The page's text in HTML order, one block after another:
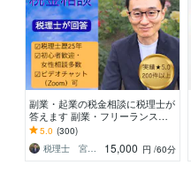
副業・起業の税金相談に税理士が
答えます 副業・フリーランスの
税金の疑問にお答えします
5.0 (300)
税理士 宮川真一
15,000 円 /60分